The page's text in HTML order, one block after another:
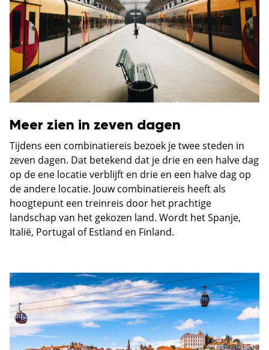
Meer zien in zeven dagen
Tijdens een combinatiereis bezoek je twee steden in
zeven dagen. Dat betekend dat je drie en een halve dag
op de ene locatie verblijft en drie en een halve dag op
de andere locatie. Jouw combinatiereis heeft als
hoogtepunt een treinreis door het prachtige
landschap van het gekozen land. Wordt het Spanje,
Italië, Portugal of Estland en Finland.